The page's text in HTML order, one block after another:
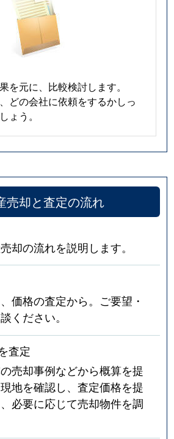
を元に、比較検討します。
どの会社に依頼をするかしっ
ょう。
売却と査定の流れ
却の流れを説明します。
価格の査定から。ご要望・
ください。
査定
売却事例などから概算を提
地を確認し、査定価格を提
必要に応じて売却物件を調